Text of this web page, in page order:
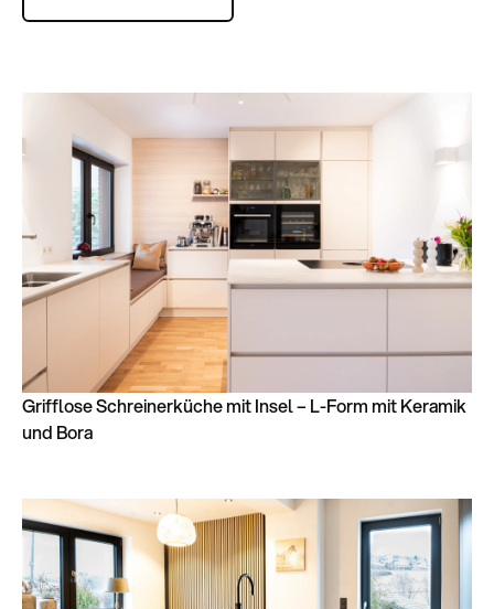
Grifflose Schreinerküche mit Insel – L-Form mit Keramik
und Bora